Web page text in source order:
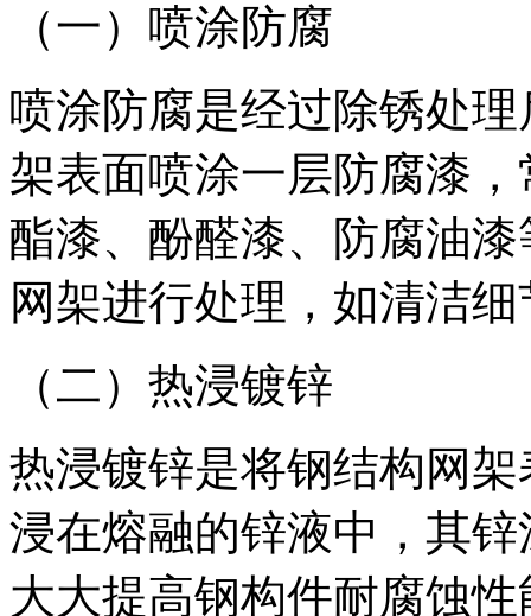
（一）喷涂防腐
喷涂防腐是经过除锈处
架表面喷涂一层防腐漆
酯漆、酚醛漆、防腐油
网架进行处理，如清洁
（二）热浸镀锌
热浸镀锌是将钢结构网
浸在熔融的锌液中，其
大大提高钢构件耐腐蚀